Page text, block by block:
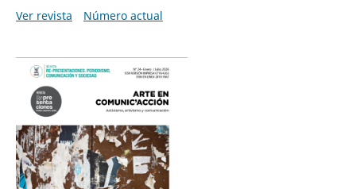
Ver revista
Número actual